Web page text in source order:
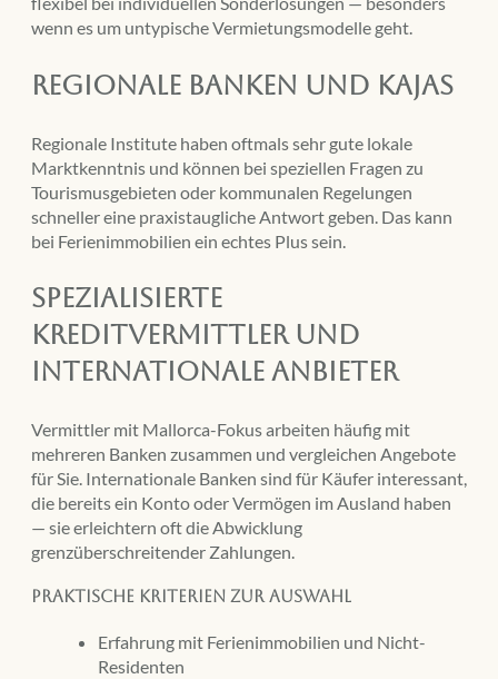
wenn es um untypische Vermietungsmodelle geht.
Regionale Banken und Kajas
Regionale Institute haben oftmals sehr gute lokale
Marktkenntnis und können bei speziellen Fragen zu
Tourismusgebieten oder kommunalen Regelungen
schneller eine praxistaugliche Antwort geben. Das kann
bei Ferienimmobilien ein echtes Plus sein.
Spezialisierte
Kreditvermittler und
internationale Anbieter
Vermittler mit Mallorca-Fokus arbeiten häufig mit
mehreren Banken zusammen und vergleichen Angebote
für Sie. Internationale Banken sind für Käufer interessant,
die bereits ein Konto oder Vermögen im Ausland haben
— sie erleichtern oft die Abwicklung
grenzüberschreitender Zahlungen.
Praktische Kriterien zur Auswahl
Erfahrung mit Ferienimmobilien und Nicht-
Residenten